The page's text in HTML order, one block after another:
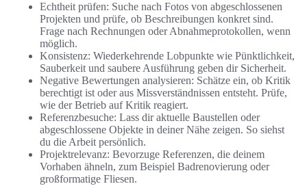
Echtheit prüfen: Suche nach Fotos von abgeschlossenen
Projekten und prüfe, ob Beschreibungen konkret sind.
Frage nach Rechnungen oder Abnahmeprotokollen, wenn
möglich.
Konsistenz: Wiederkehrende Lobpunkte wie Pünktlichkeit,
Sauberkeit und saubere Ausführung geben dir Sicherheit.
Negative Bewertungen analysieren: Schätze ein, ob Kritik
berechtigt ist oder aus Missverständnissen entsteht. Prüfe,
wie der Betrieb auf Kritik reagiert.
Referenzbesuche: Lass dir aktuelle Baustellen oder
abgeschlossene Objekte in deiner Nähe zeigen. So siehst
du die Arbeit persönlich.
Projektrelevanz: Bevorzuge Referenzen, die deinem
Vorhaben ähneln, zum Beispiel Badrenovierung oder
großformatige Fliesen.